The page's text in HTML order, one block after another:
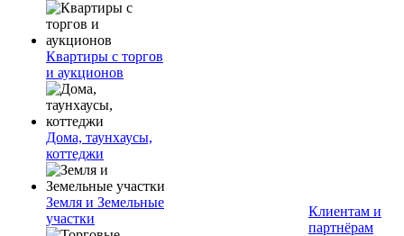
Квартиры с торгов
и аукционов
Дома, таунхаусы,
коттеджи
Земля и Земельные
участки
Клиентам и
партнёрам